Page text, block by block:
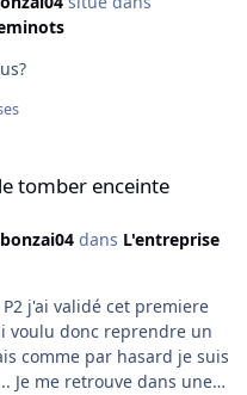
tomber enceinte
bonzai04dans L'entreprise
j'ai validé cet premiere
voulu donc reprendre un
comme par hasard je suis
Je me retrouve dans une